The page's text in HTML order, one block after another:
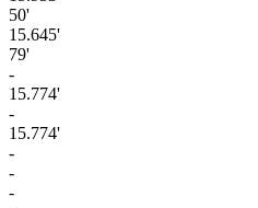
50'
15.645'
79'
-
15.774'
-
15.774'
-
-
-